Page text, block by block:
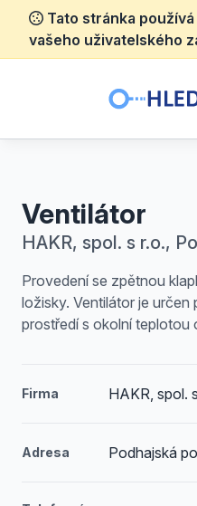
Tato stránka
vašeho uživatelského
Ventilátor
HAKR, spol. s r.o.,
Provedení se zpětnou
ložisky. Ventilátor je
prostředí s okolní teplotou
Firma HAKR, spol.
Adresa Podhajská